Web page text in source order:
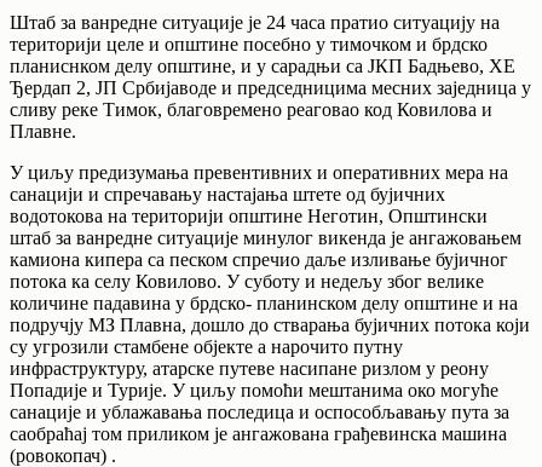
Штаб за ванредне ситуације је 24 часа пратио ситуацију на
територији целе и општине посебно у тимочком и брдско
планиснком делу општине, и у сарадњи са ЈКП Бадњево, ХЕ
Ђердап 2, ЈП Србијаводе и председницима месних заједница у
сливу реке Тимок, благовремено реаговао код Ковилова и
Плавне.
У циљу предизумања превентивних и оперативних мера на
санацији и спречавању настајања штете од бујичних
водотокова на територији општине Неготин, Општински
штаб за ванредне ситуације минулог викенда је ангажовањем
камиона кипера са песком спречио даље изливање бујичног
потока ка селу Ковилово. У суботу и недељу због велике
количине падавина у брдско- планинском делу општине и на
подручју МЗ Плавна, дошло до стварања бујичних потока који
су угрозили стамбене објекте а нарочито путну
инфраструктуру, атарске путеве насипане ризлом у реону
Попадије и Турије. У циљу помоћи мештанима око могуће
санације и ублажавања последица и оспособљавању пута за
саобраћај том приликом је ангажована грађевинска машина
(ровокопач) .